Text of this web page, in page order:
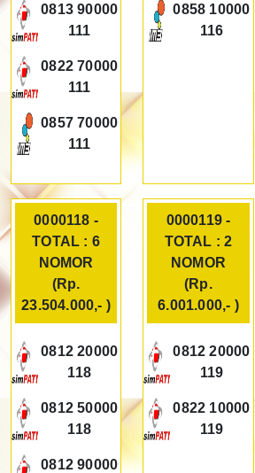
0813 90000
111
0822 70000
111
0857 70000
111
0858 10000
116
0000118 -
TOTAL : 6
NOMOR
(Rp.
23.504.000,- )
0812 20000
118
0812 50000
118
0812 90000
0000119 -
TOTAL : 2
NOMOR
(Rp.
6.001.000,- )
0812 20000
119
0822 10000
119